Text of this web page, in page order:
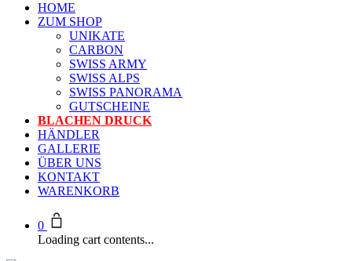
HOME
ZUM SHOP
UNIKATE
CARBON
SWISS ARMY
SWISS ALPS
SWISS PANORAMA
GUTSCHEINE
BLACHEN DRUCK
HÄNDLER
GALLERIE
ÜBER UNS
KONTAKT
WARENKORB
0
Loading cart contents...